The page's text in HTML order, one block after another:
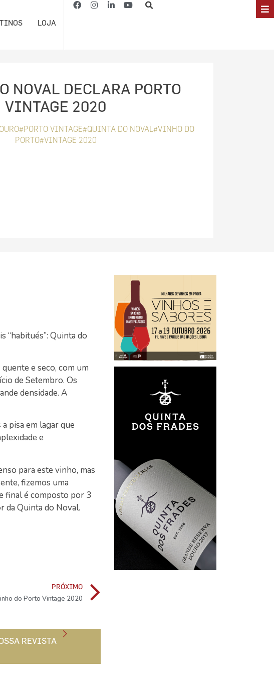
LOJA
NOVAL DECLARA PORTO
VINTAGE 2020
VINTAGE#QUINTA DO NOVAL#VINHO DO
PORTO#VINTAGE 2020
“habitués”: Quinta do
e seco, com um
de Setembro. Os
densidade. A
pisa em lagar que
e
para este vinho, mas
fizemos uma
final é composto por 3
da Quinta do Noval.
PRÓXIMO
do Porto Vintage 2020
REVISTA